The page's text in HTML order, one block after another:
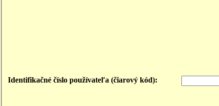
Identifikačné číslo používateľa (čiarový kód):